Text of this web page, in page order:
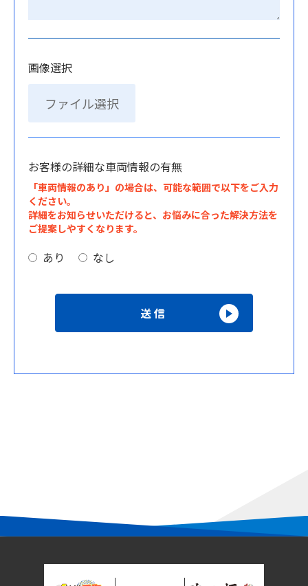
画像選択
ファイル選択
お客様の詳細な車両情報の有無
「車両情報のあり」の場合は、可能な範囲で以下をご入力
ください。
詳細をお知らせいただけると、お悩みに合った解決方法を
ご提案しやすくなります。
あり なし
送信